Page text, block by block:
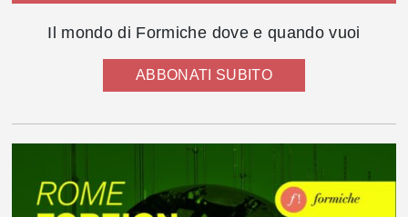
Il mondo di Formiche dove e quando vuoi
ABBONATI SUBITO